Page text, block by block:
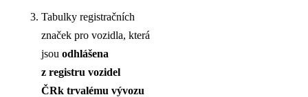
Tabulky registračních
značek pro vozidla, která
jsou odhlášena
z registru vozidel
ČRk trvalému vývozu